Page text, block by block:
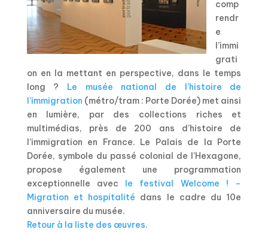
comp
rendr
e
l’immi
grati
on en la mettant en perspective, dans le temps
long ? Le musée national de l’histoire de
l’immigration (métro/tram : Porte Dorée) met ainsi
en lumière, par des collections riches et
multimédias, près de 200 ans d’histoire de
l’immigration en France. Le Palais de la Porte
Dorée, symbole du passé colonial de l’Hexagone,
propose également une programmation
exceptionnelle avec le festival Welcome ! –
Migration et hospitalité dans le cadre du 10e
anniversaire du musée.
Retour à la liste des œuvres.